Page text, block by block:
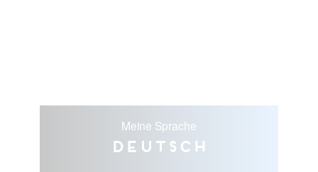
Meine Sprache
Deutsch